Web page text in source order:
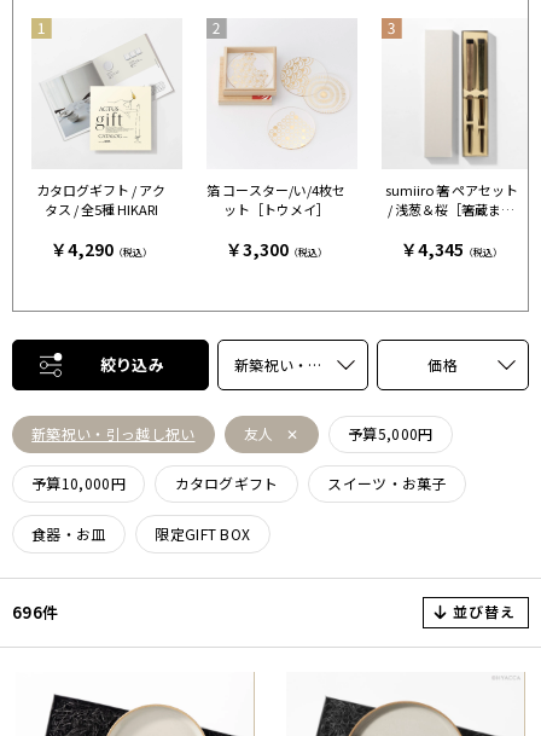
カタログギフト / アク
タス / 全5種 HIKARI
￥4,290（税込）
箔 コースター/い/4枚セ
ット［トウメイ］
￥3,300（税込）
sumiiro 箸 ペアセット
/ 浅葱＆桜［箸蔵まつ
￥4,345 （税込）
絞り込み 新築祝い・引っ越し祝い 価格
新築祝い・引っ越し祝い 友人 予算5,000円
予算10,000円 カタログギフト スイーツ・お菓子
食器・お皿 限定GIFT BOX
696件 並び替え